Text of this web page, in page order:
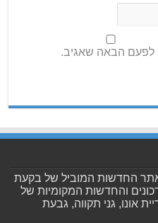
לפעם הבאה שאגיב.
אתר החדשות המוביל של בקעת
והחדשות המקומיות של
אונו, גני תקווה, גבעת